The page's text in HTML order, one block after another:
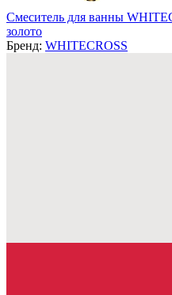
Смеситель для ванны
золото
Бренд: WHITECROSS